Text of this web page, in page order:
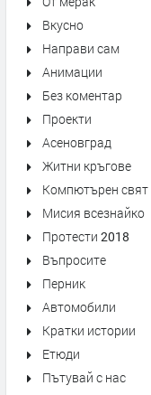
Вкусно
Направи сам
Анимации
Без коментар
Проекти
Асеновград
Житни кръгове
Компютърен свят
Мисия всезнайко
Протести 2018
Въпросите
Перник
Автомобили
Кратки истории
Етюди
Пътувай с нас